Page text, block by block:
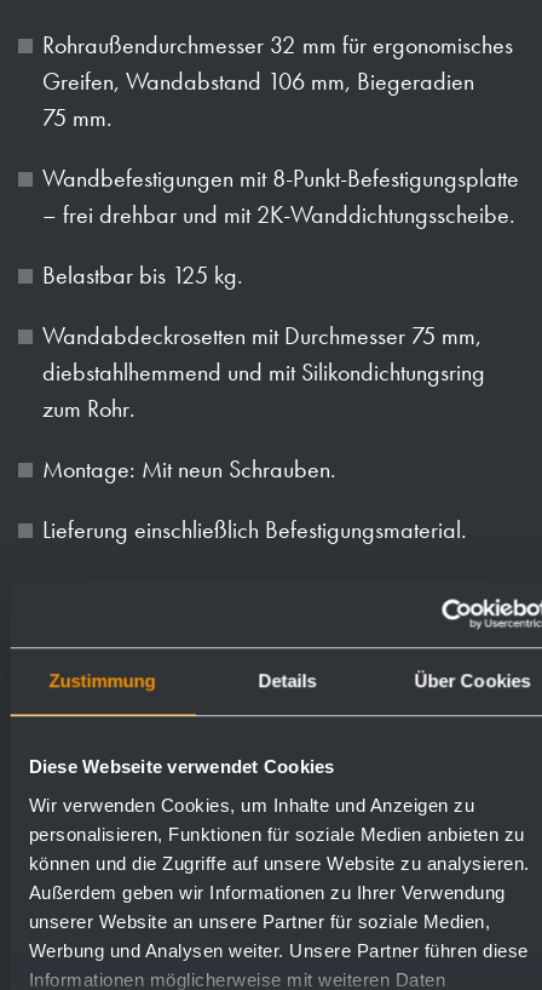
Zustimmung Details Über Cookies
Diese Webseite verwendet Cookies
Wir verwenden Cookies, um Inhalte und Anzeigen zu
personalisieren, Funktionen für soziale Medien anbieten zu
können und die Zugriffe auf unsere Website zu analysieren.
Außerdem geben wir Informationen zu Ihrer Verwendung
unserer Website an unsere Partner für soziale Medien,
Werbung und Analysen weiter. Unsere Partner führen diese
Informationen möglicherweise mit weiteren Daten
Rohraußendurchmesser 32 mm für ergonomisches
Greifen, Wandabstand 106 mm, Biegeradien
75 mm.
Wandbefestigungen mit 8-Punkt-Befestigungsplatte
– frei drehbar und mit 2K-Wanddichtungsscheibe.
Belastbar bis 125 kg.
Wandabdeckrosetten mit Durchmesser 75 mm,
diebstahlhemmend und mit Silikondichtungsring
zum Rohr.
Montage: Mit neun Schrauben.
Lieferung einschließlich Befestigungsmaterial.
Textvorschlag für Ausschreibungen:
Duschumlaufgriff aus Edelstahl
(Chromnickelstahl WN 1.4301),
Rohraußendurchmesser 32 mm, Wandabstand
106 mm, Oberfläche matt geschliffen.
Wandbefestigungen mit 8-Punkt-